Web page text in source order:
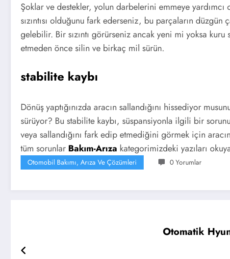
Şoklar ve destekler, yolun darbelerini emmeye yardımcı
sızıntısı olduğunu fark ederseniz, bu parçaların düzgün
gelebilir. Bir sızıntı görürseniz ancak yeni mi yoksa
etmeden önce silin ve birkaç mil sürün.
stabilite kaybı
Dönüş yaptığınızda aracın sallandığını hissediyor
sürüyor? Bu stabilite kaybı, süspansiyonla ilgili bir
veya sallandığını fark edip etmediğini görmek için
tüm sorunlar Bakım-Arıza kategorimizdeki yazıları
Otomobil Bakımı, Arıza Ve Çözümleri 0 Yorumlar
Otomatik